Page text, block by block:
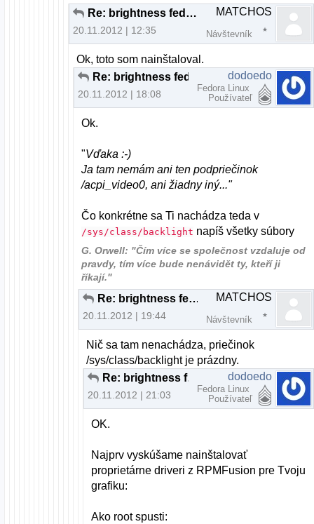
Re: brightness fedora nefunkcne fn klavesy
20.11.2012 | 12:35
MATCHOS
Návštevník
Ok, toto som nainštaloval.
20.11.2012 | 18:08
dodoedo
Fedora Linux
Používateľ
Ok.
"Vďaka :-)
Ja tam nemám ani ten podpriečinok
/acpi_video0, ani žiadny iný..."
Čo konkrétne sa Ti nachádza teda v
/sys/class/backlight napíš všetky súbory
G. Orwell: "Čím více se společnost vzdaluje od
pravdy, tím více bude nenávidět ty, kteří ji
říkají."
Re: brightness fedora nefunkcne fn klavesy
20.11.2012 | 19:44
MATCHOS
Návštevník
Nič sa tam nenachádza, priečinok
/sys/class/backlight je prázdny.
Re: brightness fedora nefunkcne fn klavesy
20.11.2012 | 21:03
dodoedo
Fedora Linux
Používateľ
OK.
Najprv vyskúšame nainštalovať
proprietárne driveri z RPMFusion pre Tvoju
grafiku:
Ako root spusti: